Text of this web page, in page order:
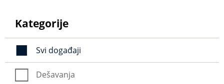
Kategorije
Svi događaji
Dešavanja